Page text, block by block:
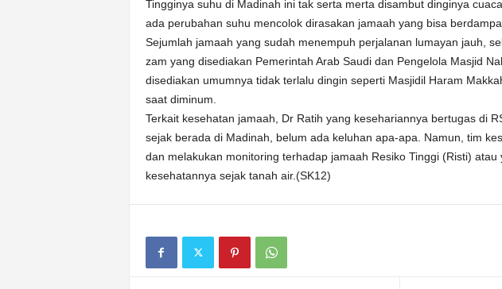
Tingginya suhu di Madinah ini tak serta merta disambut dinginya
ada perubahan suhu mencolok dirasakan jamaah yang bisa
Sejumlah jamaah yang sudah menempuh perjalanan lumayan jauh,
zam yang disediakan Pemerintah Arab Saudi dan Pengelola Masjid
disediakan umumnya tidak terlalu dingin seperti Masjidil Haram
saat diminum.
Terkait kesehatan jamaah, Dr Ratih yang kesehariannya bertugas di
sejak berada di Madinah, belum ada keluhan apa-apa. Namun, tim
dan melakukan monitoring terhadap jamaah Resiko Tinggi (Risti) atau
kesehatannya sejak tanah air.(SK12)